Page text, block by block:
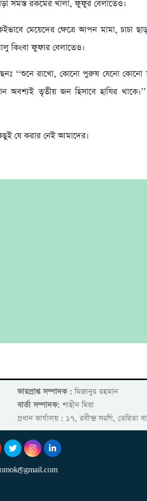
সমস্ত রকমের খালা, ফুফুর বেলাতেও।
মেয়েদের ক্ষেত্রে আপন মামা, চাচা
কিংবা ফুফার বেলাতেও।
‘‘শুনে রাখো, কোনো পুরুষ যেনো কোনো
অবশ্যই তৃতীয় জন হিসাবে হাযির
যে করার নেই আমাদের।
ভারপ্রাপ্ত সম্পাদক : মিজানুর রহমান
বার্তা সম্পাদক: শাহীন মিয়া
প্রধান কার্যালয় : ১৭, রবীন্দ্র সরণি,